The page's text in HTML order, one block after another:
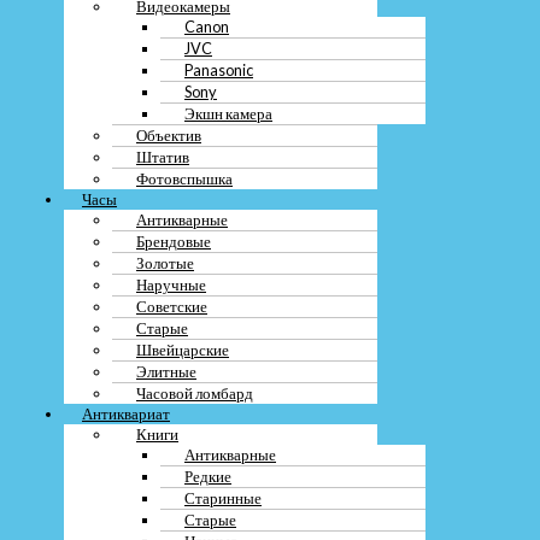
Видеокамеры
Canon
JVC
Panasonic
Sony
Экшн камера
Объектив
Штатив
Фотовспышка
Часы
Антикварные
Брендовые
Золотые
Наручные
Советские
Старые
Швейцарские
Элитные
Часовой ломбард
Антиквариат
Книги
Антикварные
Редкие
Старинные
Старые
Kodak
Panasonic Lumix
Rekam
Olimpus
Xiaomi
Minox
Пленочный
Горизонт
Зенит
Киев
Ломо
Спутник
Фотокор